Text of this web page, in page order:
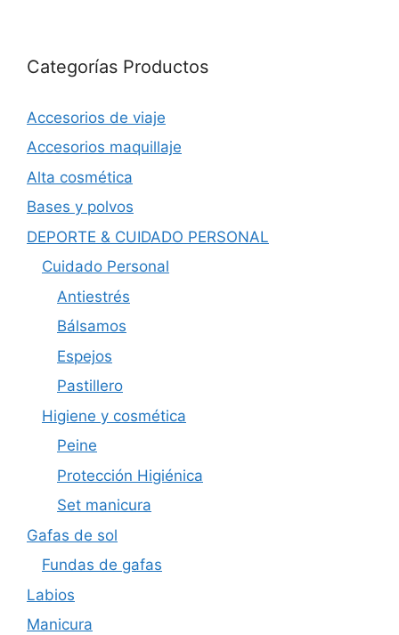
Categorías Productos
Accesorios de viaje
Accesorios maquillaje
Alta cosmética
Bases y polvos
DEPORTE & CUIDADO PERSONAL
Cuidado Personal
Antiestrés
Bálsamos
Espejos
Pastillero
Higiene y cosmética
Peine
Protección Higiénica
Set manicura
Gafas de sol
Fundas de gafas
Labios
Manicura